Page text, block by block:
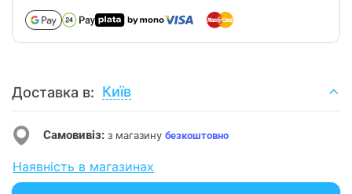
Доставка в: Київ
Самовивіз: з магазину безкоштовно
Наявність в магазинах